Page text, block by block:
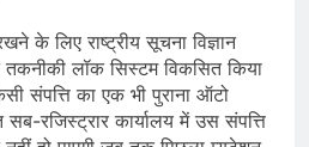
लिए राष्ट्रीय सूचना विज्ञान
लॉक सिस्टम विकसित किया
संपत्ति का एक भी पुराना ऑटो
रजिस्ट्रार कार्यालय में उस संपत्ति